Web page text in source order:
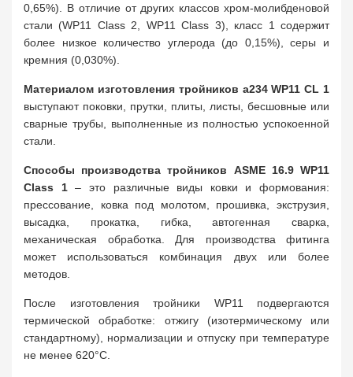
0,65%). В отличие от других классов хром-молибденовой
стали (WP11 Class 2, WP11 Class 3), класс 1 содержит
более низкое количество углерода (до 0,15%), серы и
кремния (0,030%).
Материалом изготовления тройников а234 WP11 CL 1
выступают поковки, прутки, плиты, листы, бесшовные или
сварные трубы, выполненные из полностью успокоенной
стали.
Способы производства тройников ASME 16.9 WP11
Class 1– это различные виды ковки и формования:
прессование, ковка под молотом, прошивка, экструзия,
высадка, прокатка, гибка, автогенная сварка,
механическая обработка. Для производства фитинга
может использоваться комбинация двух или более
методов.
После изготовления тройники WP11 подвергаются
термической обработке: отжигу (изотермическому или
стандартному), нормализации и отпуску при температуре
не менее 620°C.